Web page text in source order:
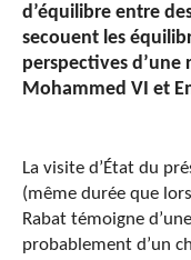
d’équilibre entre
secouent les
perspectives
Mohammed VI et
La visite d’État du
(même durée que
Rabat témoigne
probablement d’un